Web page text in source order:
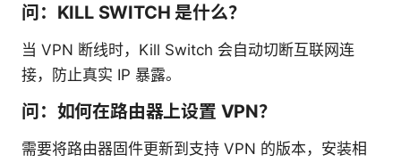
问：KILL SWITCH 是什么？
当 VPN 断线时，Kill Switch 会自动切断互联网连
接，防止真实 IP 暴露。
问：如何在路由器上设置 VPN？
需要将路由器固件更新到支持 VPN 的版本，安装相